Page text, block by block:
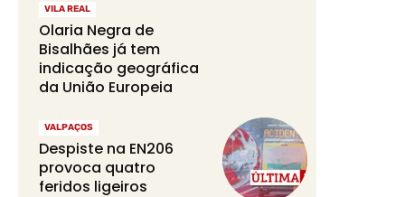
VILA REAL
Olaria Negra de
Bisalhães já tem
indicação geográfica
da União Europeia
VALPAÇOS
Despiste na EN206
provoca quatro
feridos ligeiros